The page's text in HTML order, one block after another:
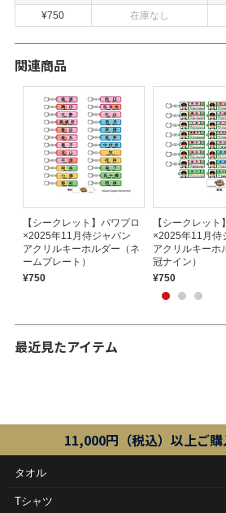
¥750
在庫なし
関連商品
【シークレット】パワプロ
×2025年11月侍ジャパン
アクリルキーホルダー（ネ
ームプレート）
¥750
【シークレット
×2025年11月
アクリルキーホ
冠ナイン）
¥750
最近見たアイテム
11,000円（税込）以上ご
タオル
Tシャツ